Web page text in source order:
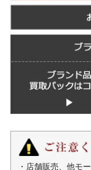
・店舗販売、他モ